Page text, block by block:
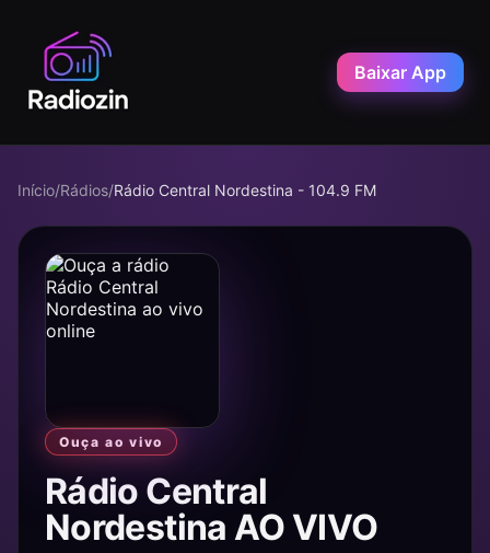
Baixar App
Início/Rádios/Rádio Central Nordestina - 104.9 FM
Ouça ao vivo
Rádio Central
Nordestina AO VIVO